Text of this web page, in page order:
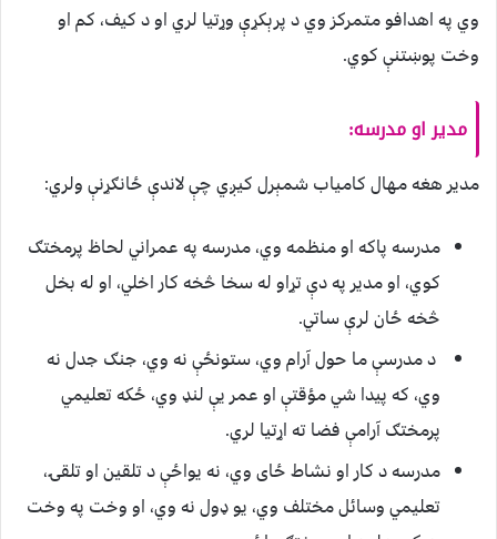
وي په اهدافو متمرکز وي د پرېکړې وړتيا لري او د کیف، کم او
وخت پوښتنې کوي.
مدير او مدرسه:
مدير هغه مهال کامياب شمېرل کيږي چې لاندې ځانګړنې ولري:
مدرسه پاکه او منظمه وي، مدرسه په عمراني لحاظ پرمختګ
کوي، او مدير په دې تړاو له سخا څخه کار اخلي، او له بخل
څخه ځان لرې ساتي.
د مدرسې ما حول آرام وي، ستونځې نه وي، جنګ جدل نه
وي، که پيدا شي مؤقتې او عمر يې لنډ وي، ځکه تعليمي
پرمختګ آرامې فضا ته اړتيا لري.
مدرسه د کار او نشاط ځای وي، نه يواځې د تلقين او تلقۍ،
تعليمي وسائل مختلف وي، يو ډول نه وي، او وخت په وخت